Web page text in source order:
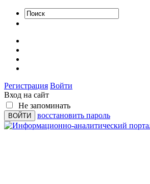
Регистрация Войти
Вход на сайт
Не запоминать
восстановить пароль